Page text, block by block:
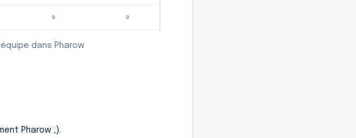
dans Pharow
Pharow ;).